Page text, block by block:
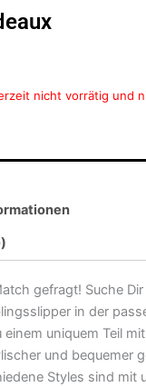
nicht vorrätig und
gefragt! Suche Dir
in der
einem uniquem Teil
und bequemer
Styles sind mit